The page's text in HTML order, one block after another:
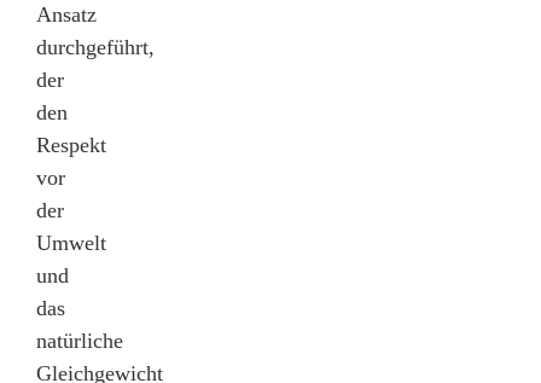
Ansatz
durchgeführt,
der
den
Respekt
vor
der
Umwelt
und
das
natürliche
Gleichgewicht